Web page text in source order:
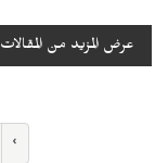
عرض المزيد من المقالات
›